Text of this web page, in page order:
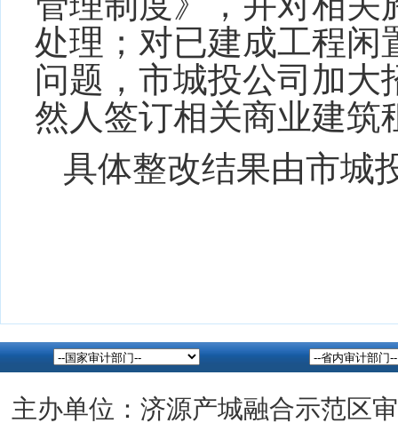
处理；对已建成工程闲
问题，市城投公司加大
然人签订相关商业建筑
具体整改结果由市城
主办单位：济源产城融合示范区